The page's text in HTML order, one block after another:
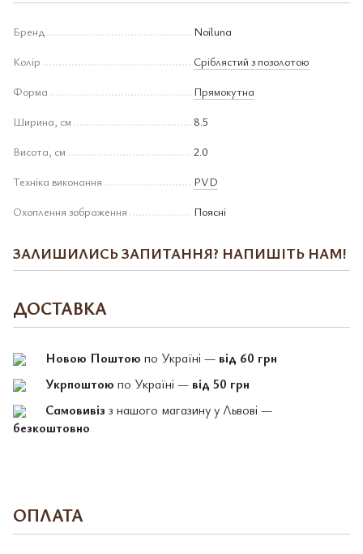
Бренд
Noiluna
Колір
Сріблястий з позолотою
Форма
Прямокутна
Ширина, см
8.5
Висота, см
2.0
Техніка виконання
PVD
Охоплення зображення
Поясні
ЗАЛИШИЛИСЬ ЗАПИТАННЯ? НАПИШІТЬ НАМ!
ДОСТАВКА
Новою Поштою по Україні — від 60 грн
Укрпоштою по Україні — від 50 грн
Самовивіз з нашого магазину у Львові —
безкоштовно
ОПЛАТА